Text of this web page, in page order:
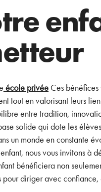
école privée Ces
tout en valorisant leurs
entre tradition,
solide qui dote les
un monde en constante
nous vous invitons à
bénéficiera non
diriger avec